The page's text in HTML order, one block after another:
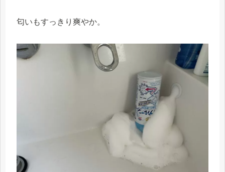
匂いもすっきり爽やか。